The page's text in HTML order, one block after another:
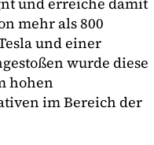
mehr als 800
und einer
wurde diese
hohen
im Bereich der